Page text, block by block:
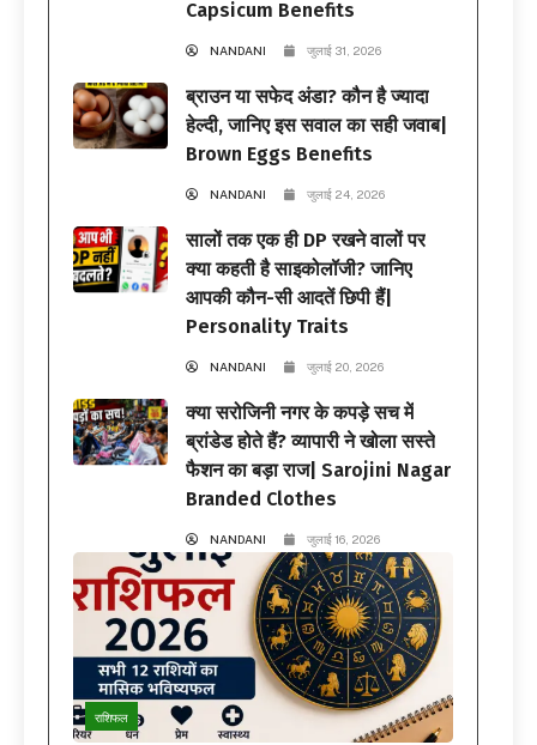
Capsicum Benefits
NANDANI जुलाई 31, 2026
ब्राउन या सफेद अंडा? कौन है ज्यादा
हेल्दी, जानिए इस सवाल का सही जवाब|
Brown Eggs Benefits
NANDANI जुलाई 24, 2026
सालों तक एक ही DP रखने वालों पर
क्या कहती है साइकोलॉजी? जानिए
आपकी कौन-सी आदतें छिपी हैं|
Personality Traits
NANDANI जुलाई 20, 2026
क्या सरोजिनी नगर के कपड़े सच में
ब्रांडेड होते हैं? व्यापारी ने खोला सस्ते
फैशन का बड़ा राज| Sarojini Nagar
Branded Clothes
NANDANI जुलाई 16, 2026
राशिफल